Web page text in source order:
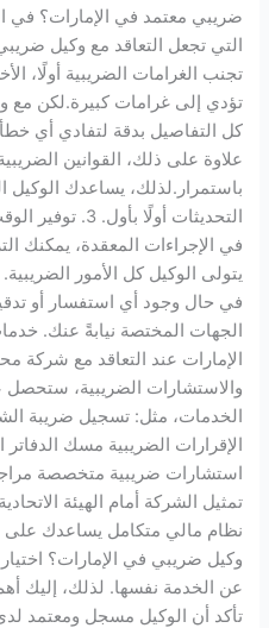
ضريبي معتمد في الإمارات؟ في
تجنب الغرامات الضريبية أولًا،
تؤدي إلى غرامات كبيرة.لكن مع
علاوة على ذلك، القوانين
باستمرار.لذلك، يساعدك الوكيل
التحديثات أولًا
في الإجراءات المعقدة، يمكنك
في حال وجود أي استفسار أو
الجهات المختصة نيابةً عنك.
والاستشارات الضريبية،
الخدمات، مثل: تسجيل ضريبة
الإقرارات الضريبية مسك
استشارات ضريبية متخصصة
تمثيل الشركة أمام الهيئة
نظام مالي متكامل يساعدك على
وكيل ضريبي في الإمارات؟
عن الخدمة نفسها. لذلك، إليك أهم
تأكد أن الوكيل مسجل ومعتمد لدى